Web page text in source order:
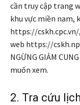
cần truy cập trang
khu vực miền nam,
https://cskh.cpc.vn/
web https://
NGỪNG GIẢM
muốn xem.
2. Tra cứu